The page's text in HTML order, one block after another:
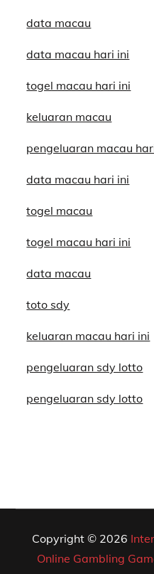
data macau
data macau hari ini
togel macau hari ini
keluaran macau
pengeluaran macau
data macau hari ini
togel macau
togel macau hari ini
data macau
toto sdy
keluaran macau hari ini
pengeluaran sdy lotto
pengeluaran sdy lotto
Copyright © 2026
Online Gambling